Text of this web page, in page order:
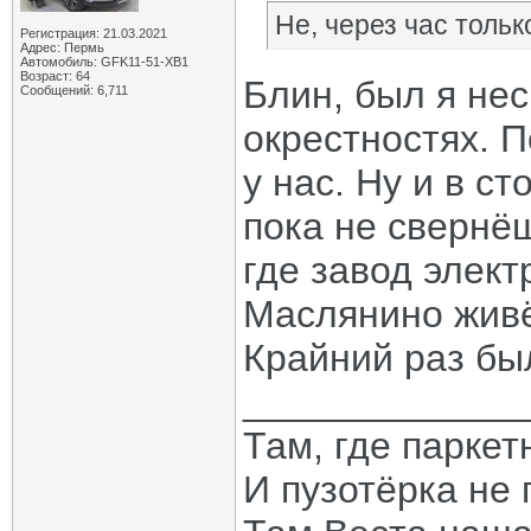
Регистрация: 21.03.2021
Адрес: Пермь
Автомобиль: GFK11-51-ХВ1
Возраст: 64
Сообщений: 6,711
Не, через час
Блин, был я
окрестностях.
у нас. Ну и в
пока не
где завод
Маслянино
Крайний раз
Там, где
И пузотёрка не